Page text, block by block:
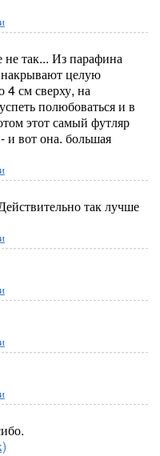
не так... Из парафина
накрывают целую
4 см сверху, на
полюбоваться и в
этот самый футляр
и вот она. большая
так лучше